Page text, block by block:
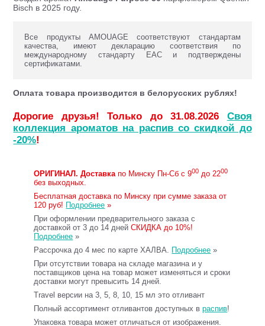
Bisch в 2025 году.
Все продукты AMOUAGE соответствуют стандартам
качества, имеют декларацию соответствия по
международному стандарту ЕАС и подтверждены
сертификатами.
Оплата товара производится в белорусских рублях!
Дорогие друзья! Только до 31.08.2026 Своя
коллекция ароматов на распив со скидкой до
-20%!
ОРИГИНАЛ. Доставкапо Минску Пн-Сб с 900 до 2200
без выходных.
Бесплатная доставка по Минску при сумме заказа от
120 руб! Подробнее »
При оформлении предварительного заказа с
доставкой от 3 до 14 днейСКИДКА до 10%!
Подробнее »
Рассрочка до 4 мес по карте ХАЛВА. Подробнее »
При отсутствии товара на складе магазина и у
поставщиков цена на товар может изменяться и сроки
доставки могут превысить 14 дней.
Travel версии на 3, 5, 8, 10, 15 мл это отливант
Полный ассортимент отливантов доступных враспив!
Упаковка товара может отличаться от изображения.